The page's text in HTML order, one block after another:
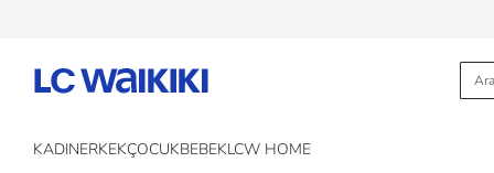
KADINERKEKÇOCUKBEBEKLCW HOME